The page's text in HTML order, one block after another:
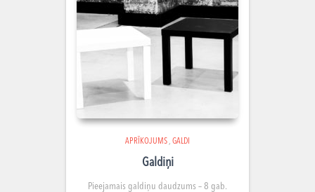
APRĪKOJUMS , GALDI
Galdiņi
Pieejamais galdiņu daudzums – 8 gab.